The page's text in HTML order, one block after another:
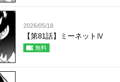
2026/05/18
【第81話】ミーネットⅣ
無料